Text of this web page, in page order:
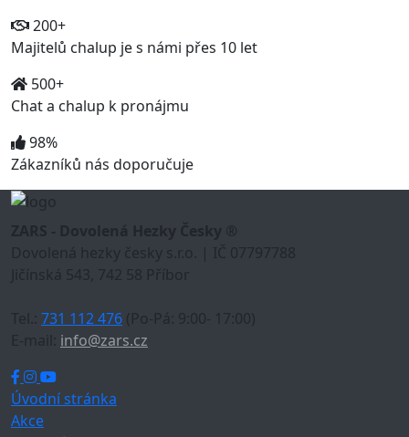
200+
Majitelů chalup je s námi přes 10 let
500+
Chat a chalup k pronájmu
98%
Zákazníků nás doporučuje
ZARS - Dovolená Hezky Česky ®
Dovolená hezky česky s.r.o. | IČ 07797788
Jičínská 543, 742 58 Příbor
Tel.: 731 112 476 (Po-Pá: 9:00- 17:00)
E-mail: info@zars.cz
Úvodní stránka
Akce